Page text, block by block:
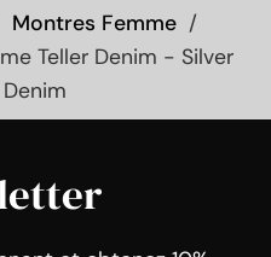
Montres Femme
Teller Denim - Silver